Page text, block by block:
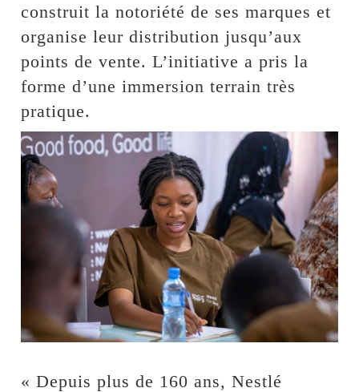
construit la notoriété de ses marques et
organise leur distribution jusqu’aux
points de vente. L’initiative a pris la
forme d’une immersion terrain très
pratique.
« Depuis plus de 160 ans, Nestlé